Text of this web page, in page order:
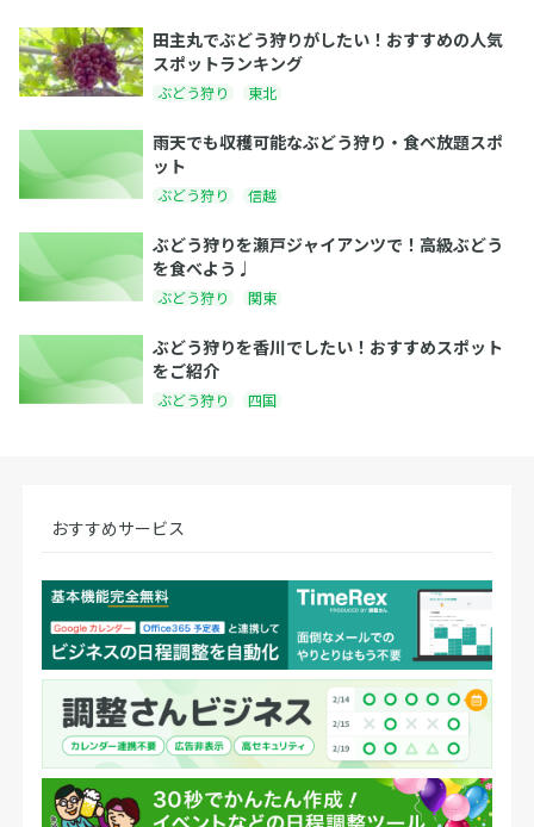
田主丸でぶどう狩りがしたい！おすすめの人気
スポットランキング
ぶどう狩り 東北
雨天でも収穫可能なぶどう狩り・食べ放題スポ
ット
ぶどう狩り 信越
ぶどう狩りを瀬戸ジャイアンツで！高級ぶどう
を食べよう♩
ぶどう狩り 関東
ぶどう狩りを香川でしたい！おすすめスポット
をご紹介
ぶどう狩り 四国
おすすめサービス